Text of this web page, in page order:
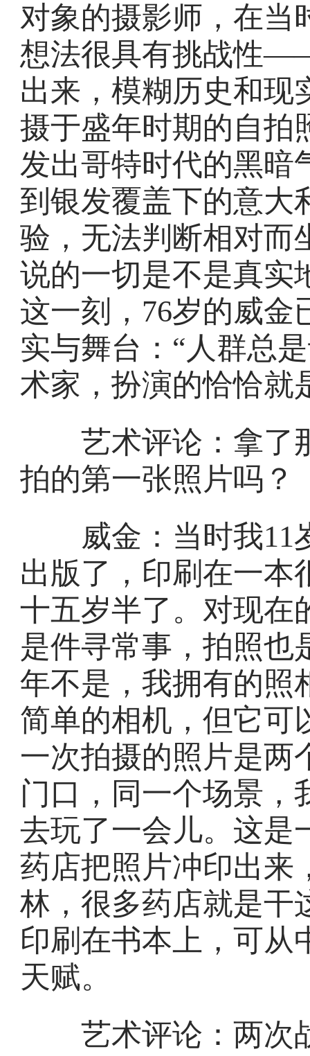
对象的摄影师，在当
想法很具有挑战性
出来，模糊历史和现
摄于盛年时期的自拍
发出哥特时代的黑暗
到银发覆盖下的意大
验，无法判断相对而
说的一切是不是真实
这一刻，76岁的威金
实与舞台：“人群总
术家，扮演的恰恰就
艺术评论：拿了
拍的第一张照片吗？
威金：当时我11
出版了，印刷在一本
十五岁半了。对现在
是件寻常事，拍照也
年不是，我拥有的照
简单的相机，但它可
一次拍摄的照片是两
门口，同一个场景，
去玩了一会儿。这是
药店把照片冲印出来
林，很多药店就是干
印刷在书本上，可从
天赋。
艺术评论：两次